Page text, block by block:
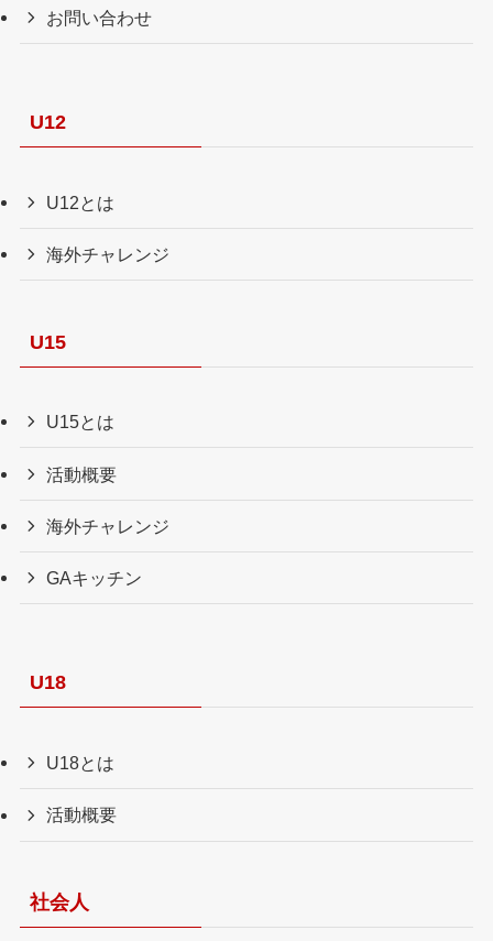
お問い合わせ
U12
U12とは
海外チャレンジ
U15
U15とは
活動概要
海外チャレンジ
GAキッチン
U18
U18とは
活動概要
社会人